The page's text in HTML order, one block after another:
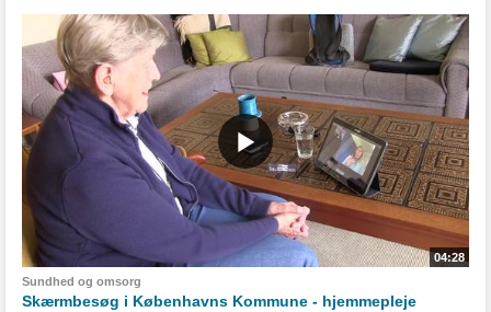
04:28
Sundhed og omsorg
Skærmbesøg i Københavns Kommune - hjemmepleje